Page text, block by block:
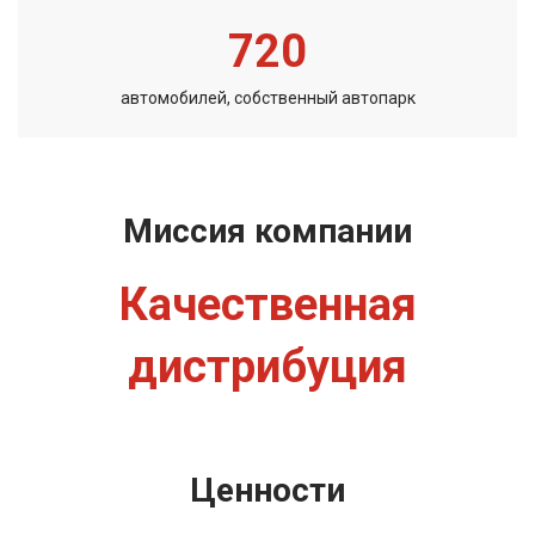
720
автомобилей, собственный автопарк
Миссия компании
Качественная
дистрибуция
Ценности